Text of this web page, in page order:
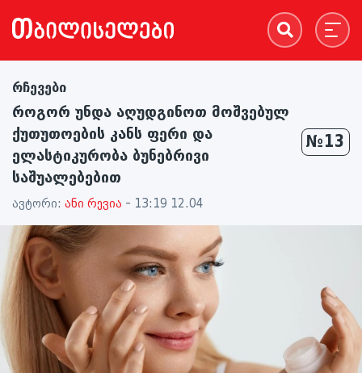
რჩევები
როგორ უნდა აღუდგინოთ მოშვებულ
ქუთუთოების კანს ფერი და
ელასტიკურობა ბუნებრივი
საშუალებებით
№13
ავტორი: ანი რევია - 13:19 12.04